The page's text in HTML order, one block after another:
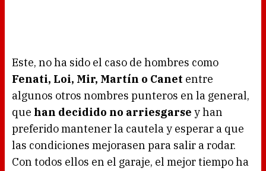
Este, no ha sido el caso de hombres como
Fenati, Loi, Mir, Martín o Canet entre
algunos otros nombres punteros en la general,
que han decidido no arriesgarse y han
preferido mantener la cautela y esperar a que
las condiciones mejorasen para salir a rodar.
Con todos ellos en el garaje, el mejor tiempo ha